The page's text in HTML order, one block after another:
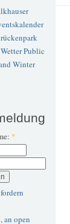
WetterPublic
Winter
*